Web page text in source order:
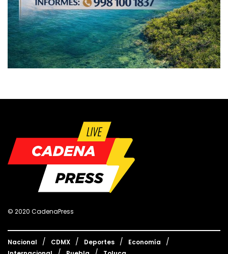
© 2020 CadenaPress
Nacional CDMX Deportes
Economía